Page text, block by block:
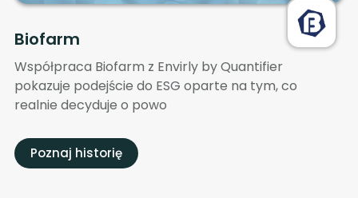
Biofarm
Współpraca Biofarm z Envirly by Quantifier
pokazuje podejście do ESG oparte na tym, co
realnie decyduje o powo
Poznaj historię